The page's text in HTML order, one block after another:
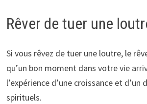
Rêver de tuer une
Si vous rêvez de tuer une loutre, le
qu’un bon moment dans votre vie
l’expérience d’une croissance et d’un
spirituels.